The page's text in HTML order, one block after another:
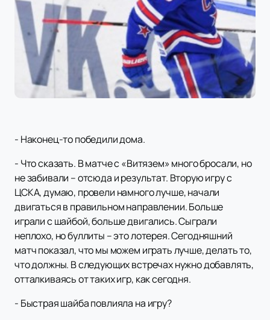
- Наконец-то победили дома.
- Что сказать. В матче с «Витязем» много бросали, но
не забивали – отсюда и результат. Вторую игру с
ЦСКА, думаю, провели намного лучше, начали
двигаться в правильном направлении. Больше
играли с шайбой, больше двигались. Сыграли
неплохо, но буллиты – это лотерея. Сегодняшний
матч показал, что мы можем играть лучше, делать то,
что должны. В следующих встречах нужно добавлять,
отталкиваясь от таких игр, как сегодня.
- Быстрая шайба повлияла на игру?